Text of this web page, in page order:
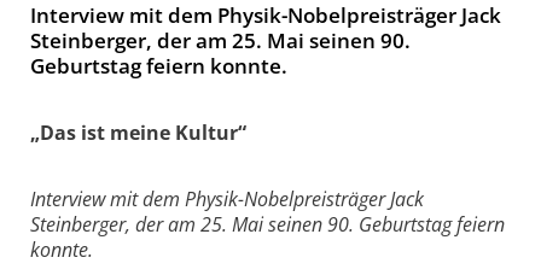
Interview mit dem Physik-Nobelpreisträger Jack
Steinberger, der am 25. Mai seinen 90.
Geburtstag feiern konnte.
„Das ist meine Kultur“
Interview mit dem Physik-Nobelpreisträger Jack
Steinberger, der am 25. Mai seinen 90. Geburtstag feiern
konnte.